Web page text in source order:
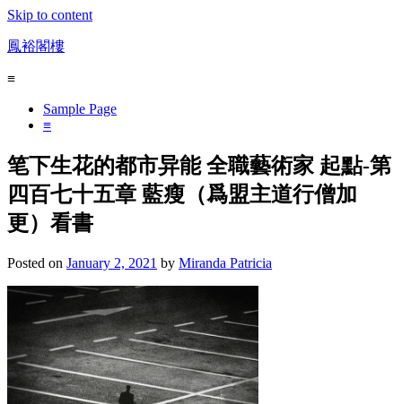
Skip to content
鳳裕閣樓
≡
Sample Page
≡
笔下生花的都市异能 全職藝術家 起點-第
四百七十五章 藍瘦（爲盟主道行僧加
更）看書
Posted on January 2, 2021 by Miranda Patricia